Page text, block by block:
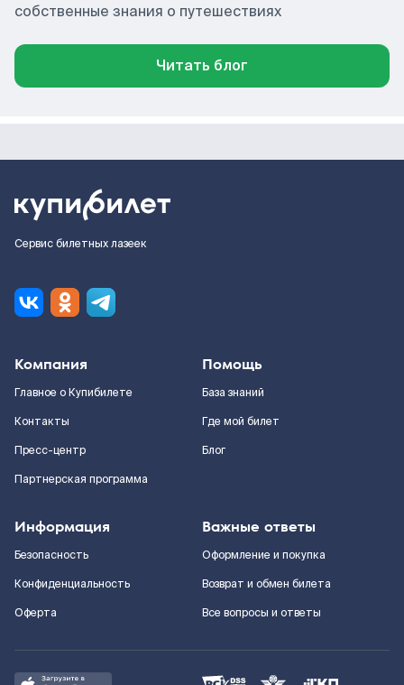
собственные знания о путешествиях
Читать блог
Сервис билетных лазеек
Компания
Главное о Купибилете
Контакты
Пресс-центр
Партнерская программа
Помощь
База знаний
Где мой билет
Блог
Информация
Безопасность
Конфиденциальность
Оферта
Важные ответы
Оформление и покупка
Возврат и обмен билета
Все вопросы и ответы